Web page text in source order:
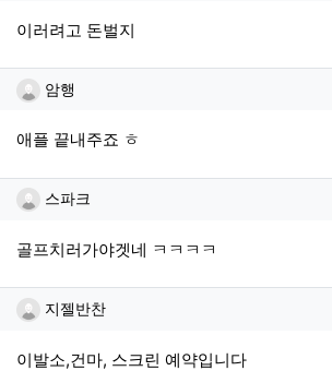
이러려고 돈벌지
암행님의 댓글
암행
애플 끝내주죠 ㅎ
스파크님의 댓글
스파크
골프치러가야겟네 ㅋㅋㅋㅋ
지젤반찬님의 댓글
지젤반찬
이발소,건마, 스크린 예약입니다